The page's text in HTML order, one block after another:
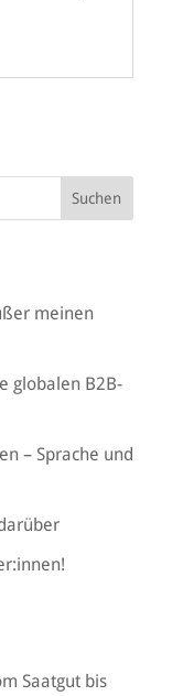
meinen
globalen B2B-
– Sprache und
Saatgut bis